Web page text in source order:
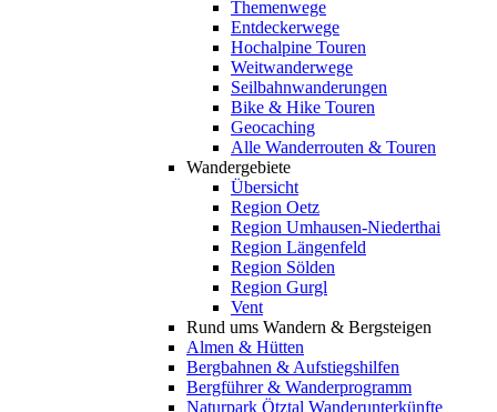
Themenwege
Entdeckerwege
Hochalpine Touren
Weitwanderwege
Seilbahnwanderungen
Bike & Hike Touren
Geocaching
Alle Wanderrouten & Touren
Wandergebiete
Übersicht
Region Oetz
Region Umhausen-Niederthai
Region Längenfeld
Region Sölden
Region Gurgl
Vent
Rund ums Wandern & Bergsteigen
Almen & Hütten
Bergbahnen & Aufstiegshilfen
Bergführer & Wanderprogramm
Naturpark Ötztal Wanderunterkünfte